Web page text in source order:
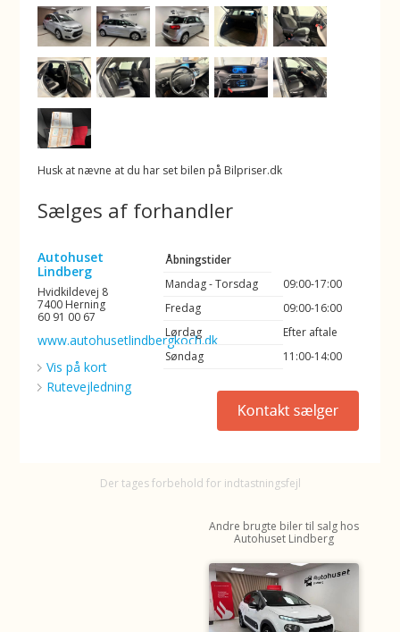
Husk at nævne at du har set bilen på Bilpriser.dk
Sælges af forhandler
Autohuset
Lindberg
Hvidkildevej 8
7400 Herning
60 91 00 67
www.autohusetlindbergkoch.dk
Vis på kort
Rutevejledning
Åbningstider
Mandag - Torsdag
09:00-17:00
Fredag
09:00-16:00
Lørdag
Efter aftale
Søndag
11:00-14:00
Der tages forbehold for indtastningsfejl
Andre brugte biler til salg hos
Autohuset Lindberg